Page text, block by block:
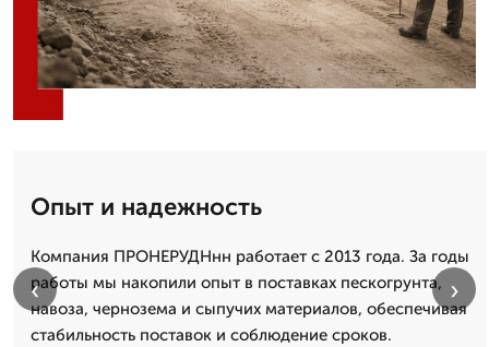
Опыт и надежность
Компания ПРОНЕРУДНнн работает с 2013 года. За годы
работы мы накопили опыт в поставках пескогрунта,
навоза, чернозема и сыпучих материалов, обеспечивая
стабильность поставок и соблюдение сроков.
‹ ›